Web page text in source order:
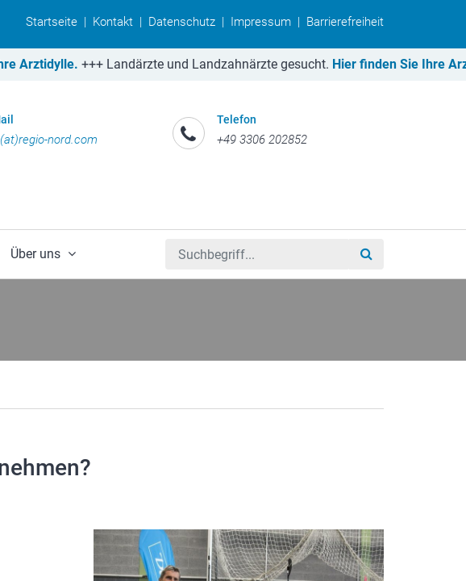
Startseite | Kontakt | Datenschutz | Impressum | Barrierefreiheit
+++Landärzte und Landzahnärzte gesucht.Hier finden Sie Ihre
nord.com
Telefon
+49 3306 202852
Über uns
Suchbegriff eingeben